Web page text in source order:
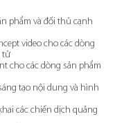
phẩm và đối thủ cạnh
video cho các dòng
tử
cho các dòng sản phẩm
tạo nội dung và hình
các chiến dịch quảng